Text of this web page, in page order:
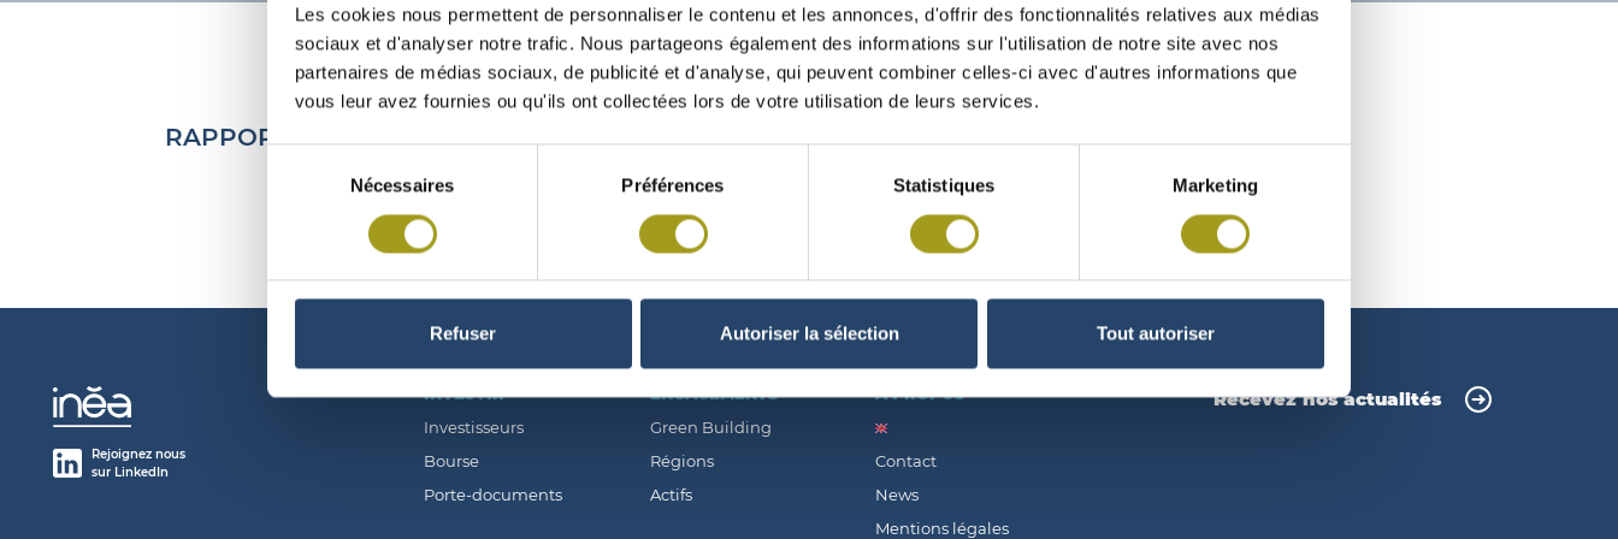
Les cookies nous permettent de personnaliser le contenu et les annonces, d'offrir des fonctionnalités relatives aux médias
sociaux et d'analyser notre trafic. Nous partageons également des informations sur l'utilisation de notre site avec nos
partenaires de médias sociaux, de publicité et d'analyse, qui peuvent combiner celles-ci avec d'autres informations que
vous leur avez fournies ou qu'ils ont collectées lors de votre utilisation de leurs services.
consentement
Nécessaires Préférences Statistiques Marketing
Refuser Autoriser la sélection Tout autoriser
RAPPORT COMPLÉMENTAIRE DU PRÉSIDENT AUX ACTIONNAIRES 22/06/2016
Rejoignez nous
sur LinkedIn
INVESTIR
Investisseurs
Bourse
Porte-documents
ENGAGEMENTS
Green Building
Régions
Actifs
À PROPOS
Contact
News
Mentions légales
Recevez nos actualités